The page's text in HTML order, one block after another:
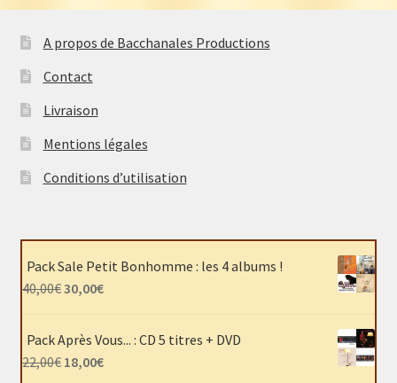
plus
A propos de Bacchanales Productions
Contact
Livraison
Mentions légales
Conditions d’utilisation
Pack Sale Petit Bonhomme : les 4 albums !
40,00€Le
initial
était :
30,00€Le
est :
Pack Après Vous... : CD 5 titres + DVD
22,00€ Le
18,00€Le